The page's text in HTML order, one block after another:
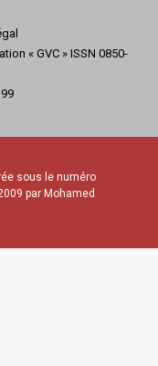
« GVC » ISSN 0850-
sous le numéro
par Mohamed